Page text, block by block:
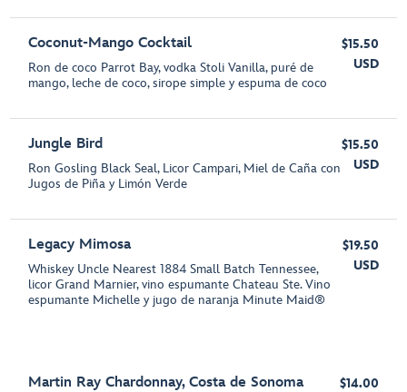
Coconut-Mango Cocktail
Ron de coco Parrot Bay, vodka Stoli Vanilla, puré de
mango, leche de coco, sirope simple y espuma de coco
$15.50
USD
Jungle Bird
Ron Gosling Black Seal, Licor Campari, Miel de Caña con
Jugos de Piña y Limón Verde
$15.50
USD
Legacy Mimosa
Whiskey Uncle Nearest 1884 Small Batch Tennessee,
licor Grand Marnier, vino espumante Chateau Ste. Vino
espumante Michelle y jugo de naranja Minute Maid®
$19.50
USD
Martin Ray Chardonnay, Costa de Sonoma
$14.00